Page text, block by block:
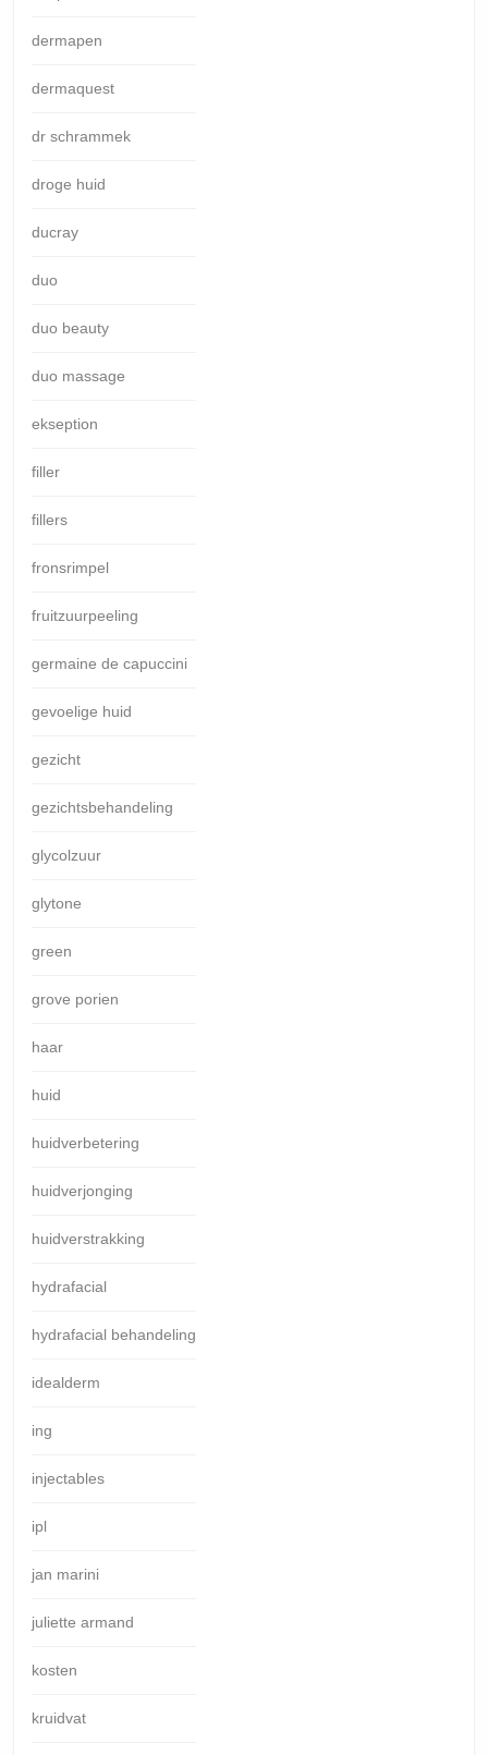
dermapen
dermaquest
dr schrammek
droge huid
ducray
duo
duo beauty
duo massage
ekseption
filler
fillers
fronsrimpel
fruitzuurpeeling
germaine de capuccini
gevoelige huid
gezicht
gezichtsbehandeling
glycolzuur
glytone
green
grove porien
haar
huid
huidverbetering
huidverjonging
huidverstrakking
hydrafacial
hydrafacial behandeling
idealderm
ing
injectables
ipl
jan marini
juliette armand
kosten
kruidvat